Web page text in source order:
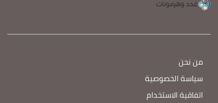
من نحن
سياسة الخصوصية
اتفاقية الاستخدام